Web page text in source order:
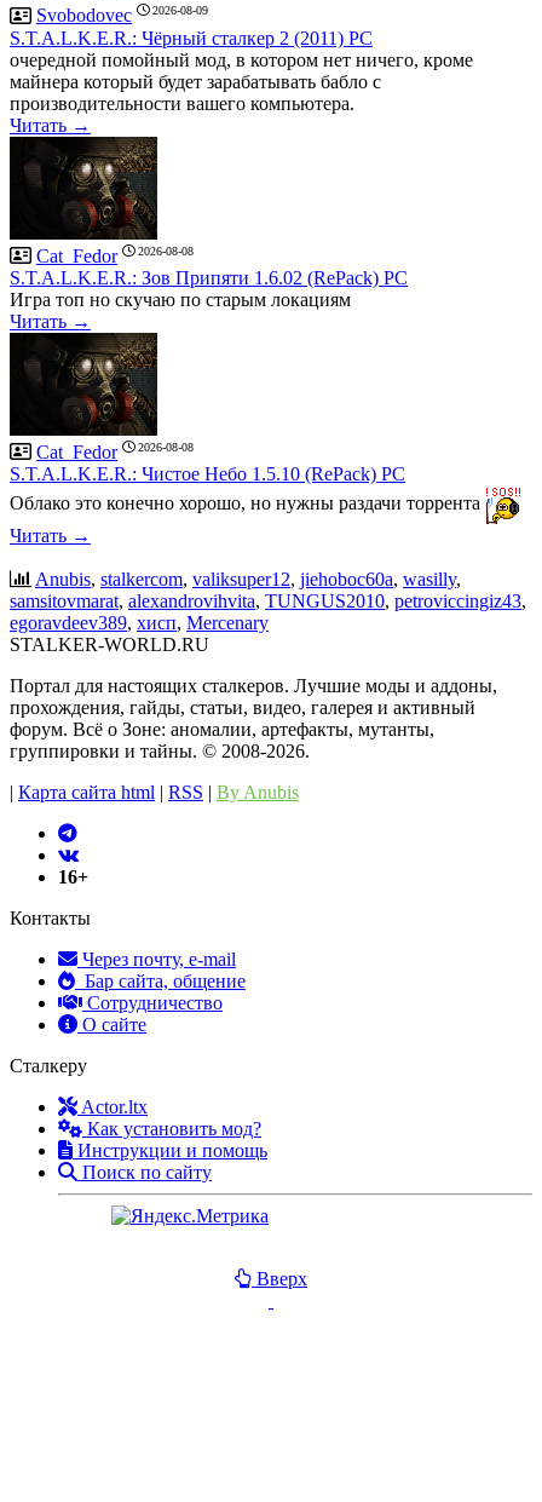
Svobodovec 2026-08-09
S.T.A.L.K.E.R.: Чёрный сталкер 2 (2011) PC
очередной помойный мод, в котором нет ничего, кроме
майнера который будет зарабатывать бабло с
производительности вашего компьютера.
Читать →
Cat_Fedor 2026-08-08
S.T.A.L.K.E.R.: Зов Припяти 1.6.02 (RePack) PC
Игра топ но скучаю по старым локациям
Читать →
Cat_Fedor 2026-08-08
S.T.A.L.K.E.R.: Чистое Небо 1.5.10 (RePack) PC
Облако это конечно хорошо, но нужны раздачи торрента
Читать →
Anubis, stalkercom, valiksuper12, jiehoboc60a, wasilly,
samsitovmarat, alexandrovihvita, TUNGUS2010, petroviccingiz43,
egoravdeev389, хисп, Mercenary
STALKER-WORLD.RU
Портал для настоящих сталкеров. Лучшие моды и аддоны,
прохождения, гайды, статьи, видео, галерея и активный
форум. Всё о Зоне: аномалии, артефакты, мутанты,
группировки и тайны. ©️ 2008-2026.
| Карта сайта html | RSS | By Anubis
16+
Контакты
Через почту, e-mail
Бар сайта, общение
Сотрудничество
О сайте
Сталкеру
Actor.ltx
Как установить мод?
Инструкции и помощь
Поиск по сайту
Вверх